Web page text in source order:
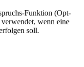
Funktion (Opt-
wenn eine
soll.